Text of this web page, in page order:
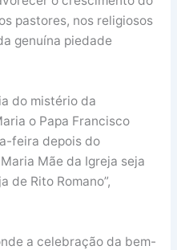
pastores, nos religiosos
genuína piedade
do mistério da
o Papa Francisco
feira depois do
Mãe da Igreja seja
de Rito Romano”,
a celebração da bem-